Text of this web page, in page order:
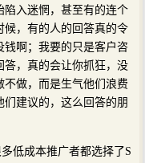
陷入迷惘，甚至有的连个
候，有的人的回答真的令
啊；我要的只是客户咨
答，真的会让你抓狂，没
不做，而是生气他们浪费
们建议的，这么回答的朋
低成本推广者都选择了S